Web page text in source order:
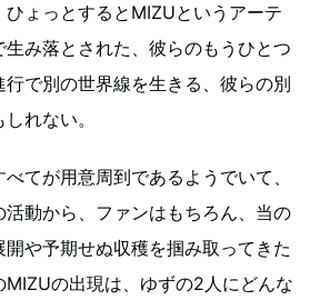
ひょっとするとMIZUというアーテ
生み落とされた、彼らのもうひとつ
で別の世界線を生きる、彼らの別
れない。
てが用意周到であるようでいて、
動から、ファンはもちろん、当の
や予期せぬ収穫を掴み取ってきた
MIZUの出現は、ゆずの2人にどんな